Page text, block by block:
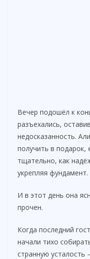
Вечер подошёл к
разъехались,
недосказанность.
получить в подарок,
тщательно, как
укрепляя фундамент.
И в этот день она
прочен.
Когда последний
начали тихо
странную